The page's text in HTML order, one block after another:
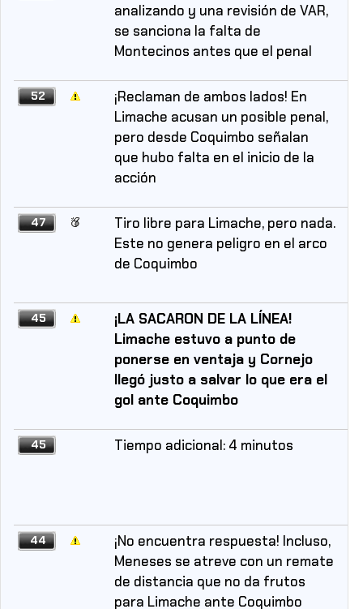
analizando y una revisión de VAR,
se sanciona la falta de
Montecinos antes que el penal
52
¡Reclaman de ambos lados! En
Limache acusan un posible penal,
pero desde Coquimbo señalan
que hubo falta en el inicio de la
acción
47
Tiro libre para Limache, pero nada.
Este no genera peligro en el arco
de Coquimbo
45
¡LA SACARON DE LA LÍNEA!
Limache estuvo a punto de
ponerse en ventaja y Cornejo
llegó justo a salvar lo que era el
gol ante Coquimbo
45 Tiempo adicional: 4 minutos
44
¡No encuentra respuesta! Incluso,
Meneses se atreve con un remate
de distancia que no da frutos
para Limache ante Coquimbo